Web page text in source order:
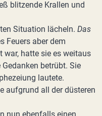
blitzende Krallen und
Situation lächeln. Das
Feuers aber dem
war, hatte sie es weitaus
betrübt. Sie
lautete.
aufgrund all der düsteren